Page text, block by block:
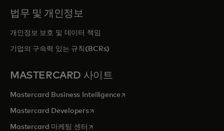
법무 및 개인정보
개인정보 보호 및 데이터 책임
기업의 구속력 있는 규칙(BCRs)
MASTERCARD 사이트
Mastercard Business Intelligence새 탭에서 열림
Mastercard Developers새 탭에서 열림
Mastercard 마케팅 센터 새 탭에서 열림